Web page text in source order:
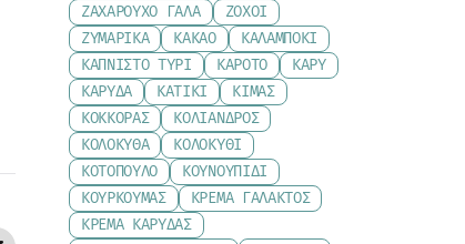
ΖΑΧΑΡΟΎΧΟ ΓΆΛΑ
ΖΟΧΟΊ
ΖΥΜΑΡΙΚΆ
ΚΑΚΆΟ
ΚΑΛΑΜΠΌΚΙ
ΚΑΠΝΙΣΤΌ ΤΥΡΊ
ΚΑΡΌΤΟ
ΚΆΡΥ
ΚΑΡΎΔΑ
ΚΑΤΊΚΙ
ΚΙΜΆΣ
ΚΌΚΚΟΡΑΣ
ΚΌΛΙΑΝΔΡΟΣ
ΚΟΛΟΚΎΘΑ
ΚΟΛΟΚΎΘΙ
ΚΟΤΌΠΟΥΛΟ
ΚΟΥΝΟΥΠΊΔΙ
ΚΟΥΡΚΟΥΜΆΣ
ΚΡΈΜΑ ΓΆΛΑΚΤΟΣ
ΚΡΈΜΑ ΚΑΡΎΔΑΣ